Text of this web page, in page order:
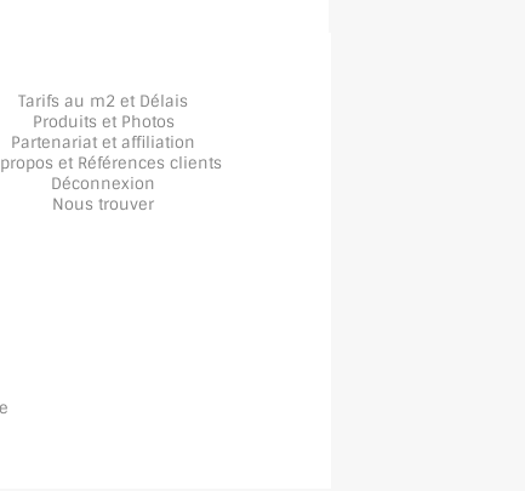
Tarifs au m2 et Délais
Produits et Photos
Partenariat et affiliation
et Références clients
Déconnexion
Nous trouver